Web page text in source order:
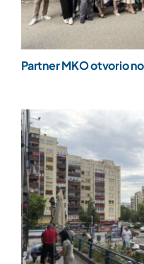
Partner MKO otvorio